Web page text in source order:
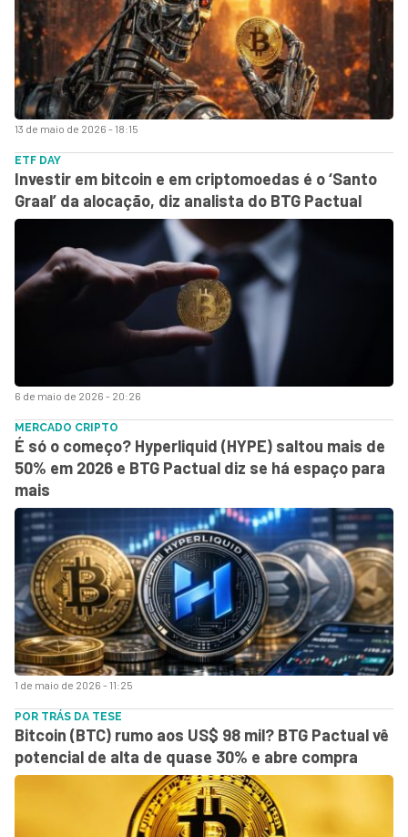
13 de maio de 2026 - 18:15
6 de maio de 2026 - 20:26
ETF DAY
Investir em bitcoin e em criptomoedas é o ‘Santo
Graal’ da alocação, diz analista do BTG Pactual
1 de maio de 2026 - 11:25
MERCADO CRIPTO
É só o começo? Hyperliquid (HYPE) saltou mais de
50% em 2026 e BTG Pactual diz se há espaço para
mais
POR TRÁS DA TESE
Bitcoin (BTC) rumo aos US$ 98 mil? BTG Pactual vê
potencial de alta de quase 30% e abre compra